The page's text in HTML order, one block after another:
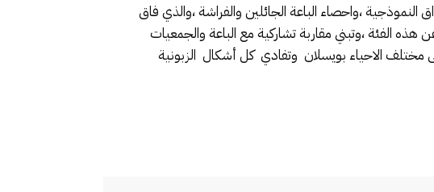
،واحصاء الباعة الجائلين والفراشة ،والذي فاق
هذه الفئة ،وتبني مقاربة تشاركية مع الباعة والجمعيات
الاحياء بويسلان وتفادي كل أشكال الزبونية